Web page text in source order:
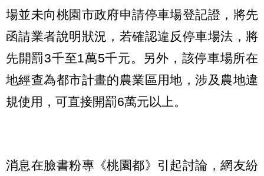
場並未向桃園市政府申請停車場登記證，將先
函請業者說明狀況，若確認違反停車場法，將
先開罰3千至1萬5千元。另外，該停車場所在
地經查為都市計畫的農業區用地，涉及農地違
規使用，可直接開罰6萬元以上。
消息在臉書粉專《桃園都》引起討論，網友紛